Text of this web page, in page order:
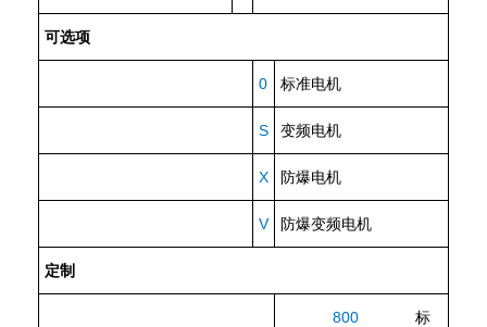
可选项
0 标准电机
S 变频电机
X 防爆电机
V 防爆变频电机
定制
800 标